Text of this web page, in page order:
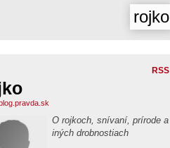
rojko
RSS
O rojkoch, snívaní, prírode a
iných drobnostiach